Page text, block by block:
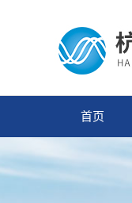
首页